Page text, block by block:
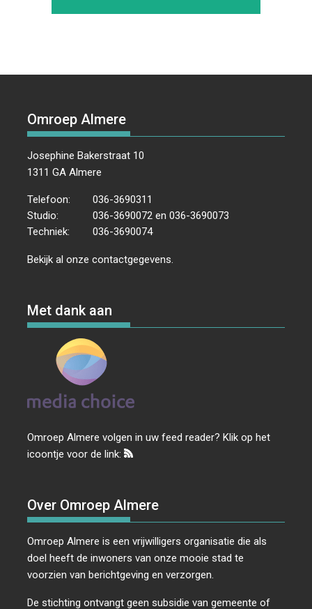
Omroep Almere
Josephine Bakerstraat 10
1311 GA Almere
Telefoon:
036-3690311
Studio:
036-3690072 en 036-3690073
Techniek:
036-3690074
Bekijk al onzecontactgegevens
Met dank aan
Omroep Almere volgen in uw feed reader? Klik op het
icoontje voor de link:
Over Omroep Almere
Omroep Almere is een vrijwilligers organisatie die als
doel heeft de inwoners van onze mooie stad te
voorzien van berichtgeving en verzorgen.
De stichting ontvangt geen subsidie van gemeente of